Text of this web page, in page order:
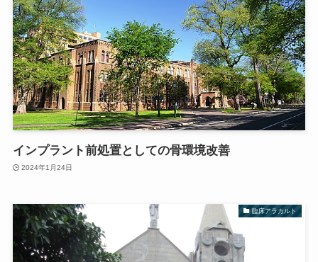
インプラント前処置としての骨環境改善
2024年1月24日
臨床アラカルト